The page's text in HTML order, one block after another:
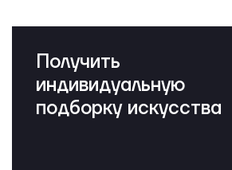
Получить
индивидуальную
подборку искусства